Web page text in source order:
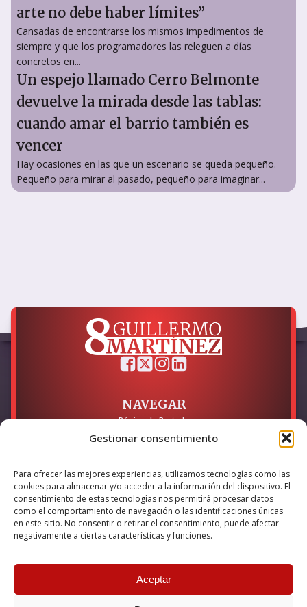
Gestionar consentimiento
Para ofrecer las mejores experiencias, utilizamos tecnologías como las
cookies para almacenar y/o acceder a la información del dispositivo. El
consentimiento de estas tecnologías nos permitirá procesar datos
como el comportamiento de navegación o las identificaciones únicas
en este sitio. No consentir o retirar el consentimiento, puede afectar
negativamente a ciertas características y funciones.
Aceptar
arte no debe haber límites”
Cansadas de encontrarse los mismos impedimentos de
siempre y que los programadores las releguen a días
concretos en...
Un espejo llamado Cerro Belmonte
devuelve la mirada desde las tablas:
cuando amar el barrio también es
vencer
Hay ocasiones en las que un escenario se queda pequeño.
Pequeño para mirar al pasado, pequeño para imaginar...
NAVEGAR
Página de Portada
LEGAL
Política de Privacidad
Política de Cookies
Accesibilidad
Esta empresa ha sido beneficiaria del bono Kit Digital y lo ha
internet, financiado por la Unión Europea – NextGeneration EU